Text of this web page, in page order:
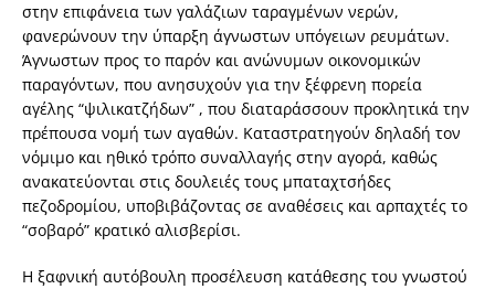
στην επιφάνεια των γαλάζιων ταραγμένων νερών,
φανερώνουν την ύπαρξη άγνωστων υπόγειων ρευμάτων.
Άγνωστων προς το παρόν και ανώνυμων οικονομικών
παραγόντων, που ανησυχούν για την ξέφρενη πορεία
αγέλης “ψιλικατζήδων” , που διαταράσσουν προκλητικά την
πρέπουσα νομή των αγαθών. Καταστρατηγούν δηλαδή τον
νόμιμο και ηθικό τρόπο συναλλαγής στην αγορά, καθώς
ανακατεύονται στις δουλειές τους μπαταχτσήδες
πεζοδρομίου, υποβιβάζοντας σε αναθέσεις και αρπαχτές το
“σοβαρό” κρατικό αλισβερίσι.
Η ξαφνική αυτόβουλη προσέλευση κατάθεσης του γνωστού